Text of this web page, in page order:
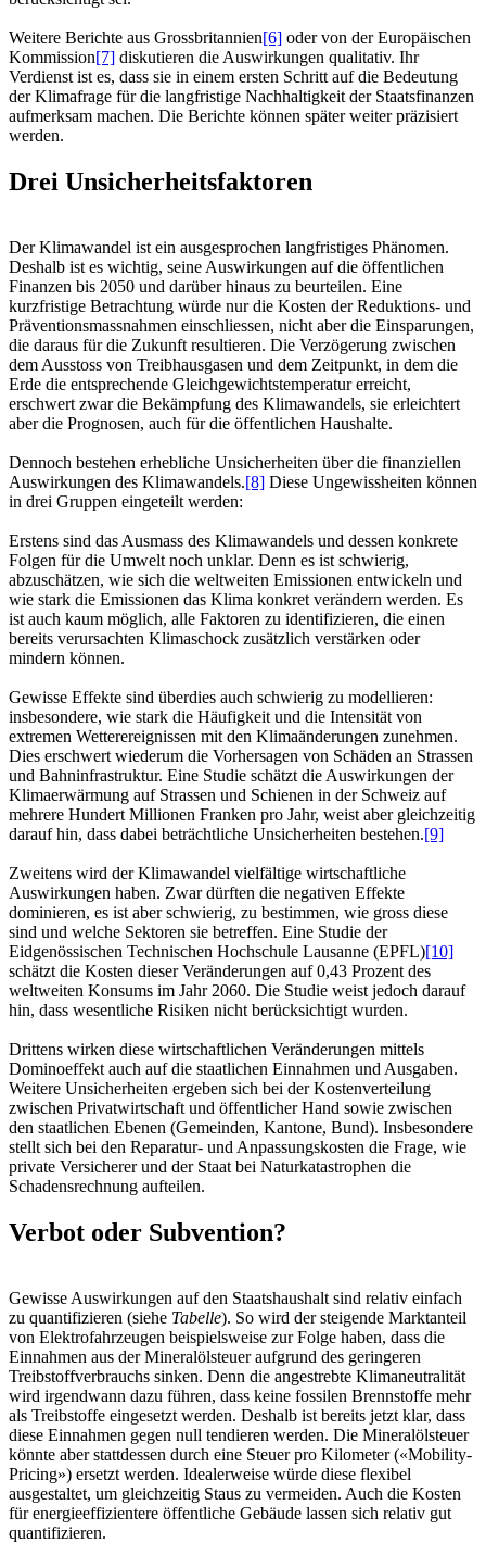
Weitere Berichte aus Grossbritannien[6] oder von der Europäischen
Kommission[7] diskutieren die Auswirkungen qualitativ. Ihr
Verdienst ist es, dass sie in einem ersten Schritt auf die Bedeutung
der Klimafrage für die langfristige Nachhaltigkeit der Staatsfinanzen
aufmerksam machen. Die Berichte können später weiter präzisiert
werden.
Drei Unsicherheitsfaktoren
Der Klimawandel ist ein ausgesprochen langfristiges Phänomen.
Deshalb ist es wichtig, seine Auswirkungen auf die öffentlichen
Finanzen bis 2050 und darüber hinaus zu beurteilen. Eine
kurzfristige Betrachtung würde nur die Kosten der Reduktions- und
Präventionsmassnahmen einschliessen, nicht aber die Einsparungen,
die daraus für die Zukunft resultieren. Die Verzögerung zwischen
dem Ausstoss von Treibhausgasen und dem Zeitpunkt, in dem die
Erde die entsprechende Gleichgewichtstemperatur erreicht,
erschwert zwar die Bekämpfung des Klimawandels, sie erleichtert
aber die Prognosen, auch für die öffentlichen Haushalte.
Dennoch bestehen erhebliche Unsicherheiten über die finanziellen
Auswirkungen des Klimawandels.[8] Diese Ungewissheiten können
in drei Gruppen eingeteilt werden:
Erstens sind das Ausmass des Klimawandels und dessen konkrete
Folgen für die Umwelt noch unklar. Denn es ist schwierig,
abzuschätzen, wie sich die weltweiten Emissionen entwickeln und
wie stark die Emissionen das Klima konkret verändern werden. Es
ist auch kaum möglich, alle Faktoren zu identifizieren, die einen
bereits verursachten Klimaschock zusätzlich verstärken oder
mindern können.
Gewisse Effekte sind überdies auch schwierig zu modellieren:
insbesondere, wie stark die Häufigkeit und die Intensität von
extremen Wetterereignissen mit den Klimaänderungen zunehmen.
Dies erschwert wiederum die Vorhersagen von Schäden an Strassen
und Bahninfrastruktur. Eine Studie schätzt die Auswirkungen der
Klimaerwärmung auf Strassen und Schienen in der Schweiz auf
mehrere Hundert Millionen Franken pro Jahr, weist aber gleichzeitig
darauf hin, dass dabei beträchtliche Unsicherheiten bestehen.[9]
Zweitens wird der Klimawandel vielfältige wirtschaftliche
Auswirkungen haben. Zwar dürften die negativen Effekte
dominieren, es ist aber schwierig, zu bestimmen, wie gross diese
sind und welche Sektoren sie betreffen. Eine Studie der
Eidgenössischen Technischen Hochschule Lausanne (EPFL)[10]
schätzt die Kosten dieser Veränderungen auf 0,43 Prozent des
weltweiten Konsums im Jahr 2060. Die Studie weist jedoch darauf
hin, dass wesentliche Risiken nicht berücksichtigt wurden.
Drittens wirken diese wirtschaftlichen Veränderungen mittels
Dominoeffekt auch auf die staatlichen Einnahmen und Ausgaben.
Weitere Unsicherheiten ergeben sich bei der Kostenverteilung
zwischen Privatwirtschaft und öffentlicher Hand sowie zwischen
den staatlichen Ebenen (Gemeinden, Kantone, Bund). Insbesondere
stellt sich bei den Reparatur- und Anpassungskosten die Frage, wie
private Versicherer und der Staat bei Naturkatastrophen die
Schadensrechnung aufteilen.
Verbot oder Subvention?
Gewisse Auswirkungen auf den Staatshaushalt sind relativ einfach
zu quantifizieren (siehe Tabelle). So wird der steigende Marktanteil
von Elektrofahrzeugen beispielsweise zur Folge haben, dass die
Einnahmen aus der Mineralölsteuer aufgrund des geringeren
Treibstoffverbrauchs sinken. Denn die angestrebte Klimaneutralität
wird irgendwann dazu führen, dass keine fossilen Brennstoffe mehr
als Treibstoffe eingesetzt werden. Deshalb ist bereits jetzt klar, dass
diese Einnahmen gegen null tendieren werden. Die Mineralölsteuer
könnte aber stattdessen durch eine Steuer pro Kilometer («Mobility-
Pricing») ersetzt werden. Idealerweise würde diese flexibel
ausgestaltet, um gleichzeitig Staus zu vermeiden. Auch die Kosten
für energieeffizientere öffentliche Gebäude lassen sich relativ gut
quantifizieren.